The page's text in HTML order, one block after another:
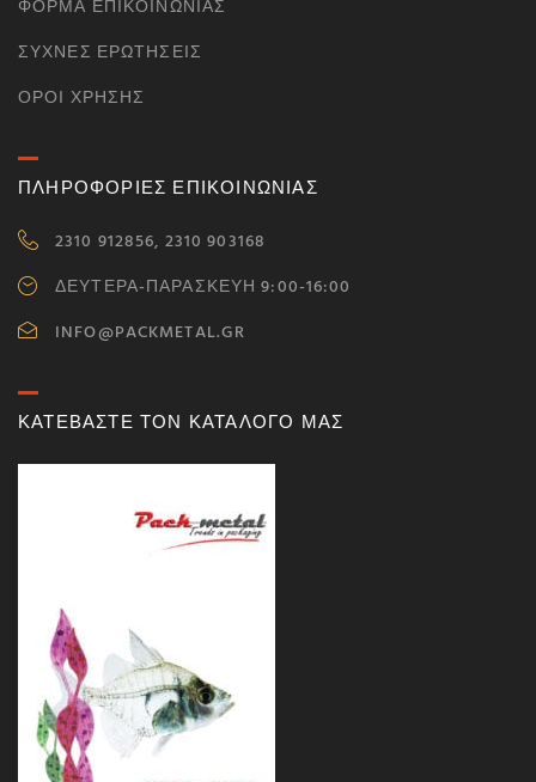
ΦΌΡΜΑ ΕΠΙΚΟΙΝΩΝΊΑΣ
ΣΥΧΝΈΣ ΕΡΩΤΉΣΕΙΣ
ΌΡΟΙ ΧΡΉΣΗΣ
ΠΛΗΡΟΦΟΡΙΕΣ ΕΠΙΚΟΙΝΩΝΙΑΣ
2310 912856, 2310 903168
ΔΕΥΤΕΡΑ-ΠΑΡΑΣΚΕΥΗ 9:00-16:00
INFO@PACKMETAL.GR
ΚΑΤΕΒΑΣΤΕ ΤΟΝ ΚΑΤΑΛΟΓΟ ΜΑΣ